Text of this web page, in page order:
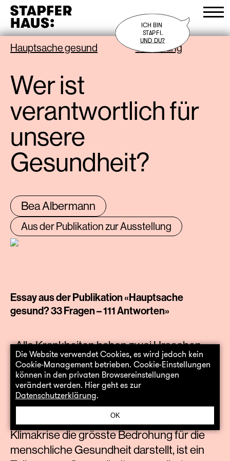
ICH BIN
STAPFI.
UND DU?
Programm
Besuch
Stapferhaus
Bistro
Shop
Die Website verwendet Cookies, es wird jedoch kein
Cookie-Management betrieben. Cookie-Einstellungen
können in den privaten Browsereinstellungen
verändert werden. Hier geht es zur
Datenschutzerklärung.
OK
Hauptsache gesund Sammlung
Wer ist
verantwortlich für
unsere
Gesundheit?
Bea Albermann
Aus der Publikation zur Ausstellung
Essay aus der Publikation «Hauptsache
gesund? 33 Fragen – 111 Antworten»
«Alle Krankheiten haben zwei Ursachen:
eine pathologische, die andere politisch.»
Bereits im 19. Jahrhundert brachte der
deutsche Pathologe Rudolf Virchow diese
Einsicht auf den Punkt – und sie ist heute
aktueller denn je. In Zeiten, in denen die
Klimakrise die grösste Bedrohung für die
menschliche Gesundheit darstellt, ist ein